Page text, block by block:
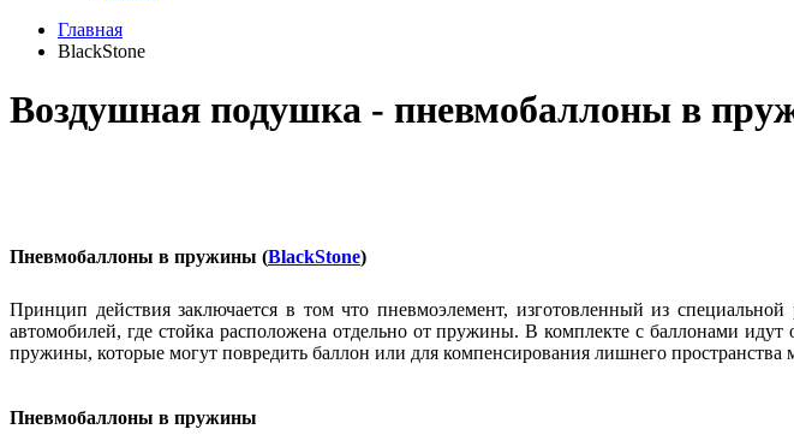
Главная
BlackStone
Воздушная подушка - пневмобаллоны в
Пневмобаллоны в пружины (BlackStone)
Принцип действия заключается в том что пневмоэлемент, изготовленный из
автомобилей, где стойка расположена отдельно от пружины. В комплекте с баллонами
пружины, которые могут повредить баллон или для компенсирования лишнего пространства
Пневмобаллоны в пружины